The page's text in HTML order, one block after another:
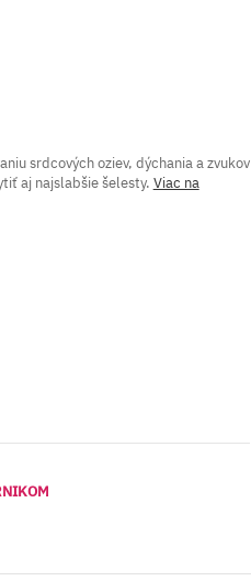
srdcových oziev, dýchania a zvukov
aj najslabšie šelesty. Viac na